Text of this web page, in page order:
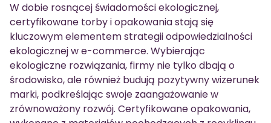
W dobie rosnącej świadomości ekologicznej,
certyfikowane torby i opakowania stają się
kluczowym elementem strategii odpowiedzialności
ekologicznej w e-commerce. Wybierając
ekologiczne rozwiązania, firmy nie tylko dbają o
środowisko, ale również budują pozytywny wizerunek
marki, podkreślając swoje zaangażowanie w
zrównoważony rozwój. Certyfikowane opakowania,